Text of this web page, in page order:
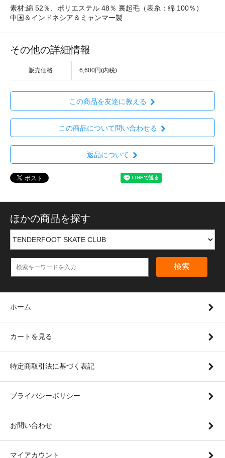
素材:綿 52％、ポリエステル 48％ 裏起毛（表糸：綿 100％）
中国＆インドネシア＆ミャンマー製
その他の詳細情報
販売価格 6,600円(内税)
この商品を友達に教える
この商品について問い合わせる
返品について
ほかの商品を探す
検索
ホーム
カートを見る
特定商取引法に基づく表記
プライバシーポリシー
お問い合わせ
マイアカウント